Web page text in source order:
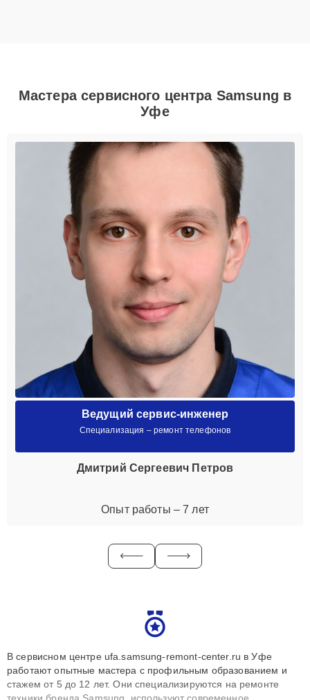
Мастера сервисного центра Samsung в
Уфе
Ведущий сервис-инженер
Специализация – ремонт телефонов
Дмитрий Сергеевич Петров
Опыт работы – 7 лет
В сервисном центре ufa.samsung-remont-center.ru в Уфе
работают опытные мастера с профильным образованием и
стажем от 5 до 12 лет. Они специализируются на ремонте
техники бренда Samsung, используют современное